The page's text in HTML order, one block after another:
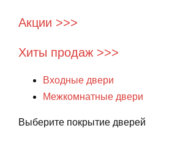
Акции >>>
Хиты продаж >>>
Входные двери
Межкомнатные двери
Выберите покрытие дверей